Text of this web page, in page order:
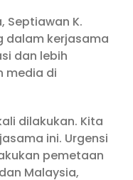
Septiawan K.
dalam kerjasama
dan lebih
media di
dilakukan. Kita
ini. Urgensi
pemetaan
Malaysia,